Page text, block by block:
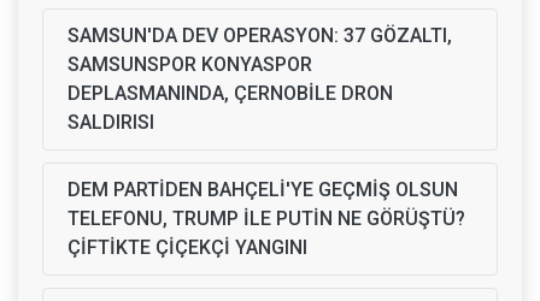
SAMSUN'DA DEV OPERASYON: 37 GÖZALTI,
SAMSUNSPOR KONYASPOR
DEPLASMANINDA, ÇERNOBİLE DRON
SALDIRISI
DEM PARTİDEN BAHÇELİ'YE GEÇMİŞ OLSUN
TELEFONU, TRUMP İLE PUTİN NE GÖRÜŞTÜ?
ÇİFTİKTE ÇİÇEKÇİ YANGINI